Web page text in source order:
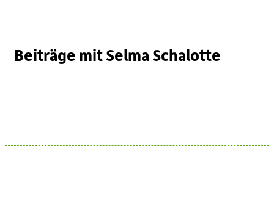
Beiträge mit Selma Schalotte